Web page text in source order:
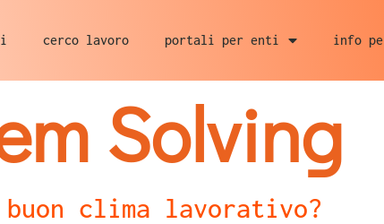
cerco lavoro portali per enti info
Solving
clima lavorativo?